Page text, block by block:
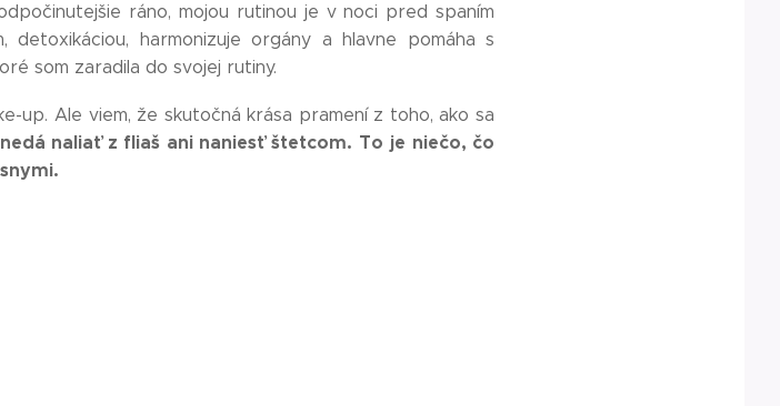
ráno, mojou rutinou je v noci pred spaním
harmonizuje orgány a hlavne pomáha s
som zaradila do svojej rutiny.
up. Ale viem, že skutočná krása pramení z toho, ako sa
naliať z fliaš ani naniesť štetcom. To je niečo, čo